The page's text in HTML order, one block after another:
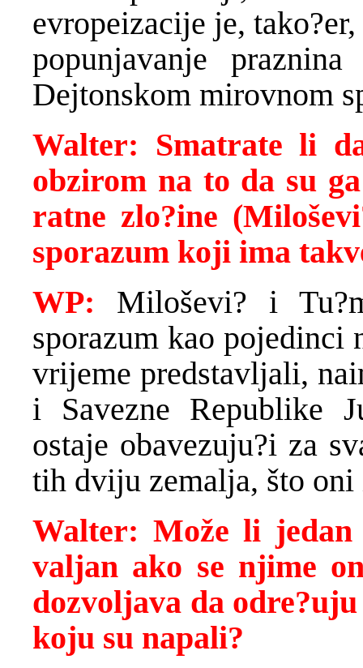
evropeizacije je,
popunjavanje
Dejtonskom mirovnom
Walter: Smatrate li
obzirom na to da su
ratne zlo?ine
sporazum koji ima
WP: Miloševi? i
sporazum kao pojedinci
vrijeme predstavljali,
i Savezne Republike
ostaje obavezuju?i za
tih dviju zemalja, što
Walter: Može li jedan
valjan ako se njime
dozvoljava da
koju su napali?